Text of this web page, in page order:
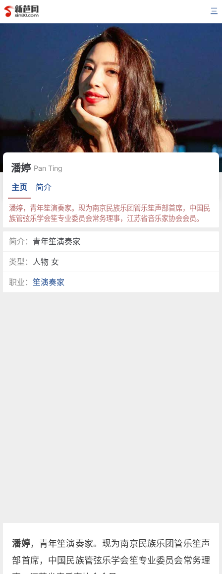
三
潘婷 Pan Ting
主页 简介
潘婷，青年笙演奏家。现为南京民族乐团管乐笙声部首席，中国民
族管弦乐学会笙专业委员会常务理事，江苏省音乐家协会会员。
简介： 青年笙演奏家
类型： 人物 女
职业：笙演奏家
潘婷，青年笙演奏家。现为南京民族乐团管乐笙声
部首席，中国民族管弦乐学会笙专业委员会常务理